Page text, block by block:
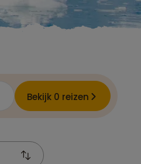
Bekijk 0 reizen